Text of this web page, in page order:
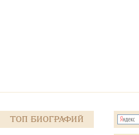
Топ Биографий